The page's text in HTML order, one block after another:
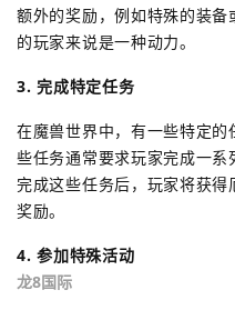
额外的奖励，例如特殊的装
的玩家来说是一种动力。
3. 完成特定任务
在魔兽世界中，有一些特定
些任务通常要求玩家完成一系
完成这些任务后，玩家将获
奖励。
4. 参加特殊活动
龙8国际